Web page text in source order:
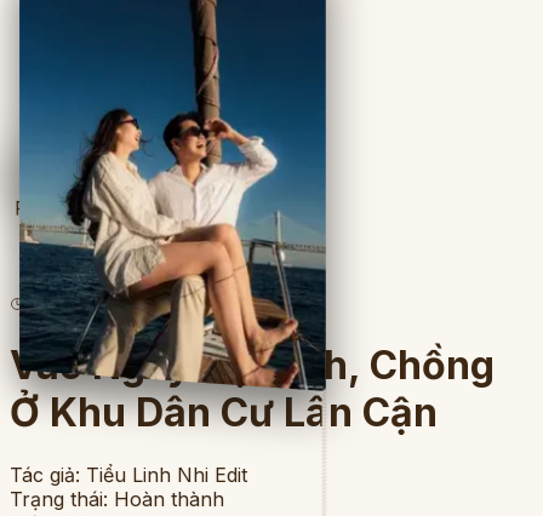
Full
6lượt đọc· 8chương
Vào Ngày Dự Sinh, Chồng
Ở Khu Dân Cư Lân Cận
Tác giả: Tiểu Linh Nhi Edit
Trạng thái: Hoàn thành